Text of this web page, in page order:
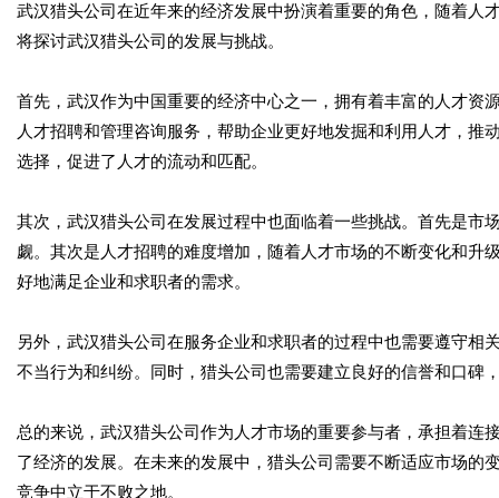
武汉猎头公司在近年来的经济发展中扮演着重要的角色，随着人
将探讨武汉猎头公司的发展与挑战。
首先，武汉作为中国重要的经济中心之一，拥有着丰富的人才资
人才招聘和管理咨询服务，帮助企业更好地发掘和利用人才，
选择，促进了人才的流动和匹配。
其次，武汉猎头公司在发展过程中也面临着一些挑战。首先是市
觑。其次是人才招聘的难度增加，随着人才市场的不断变化和
好地满足企业和求职者的需求。
另外，武汉猎头公司在服务企业和求职者的过程中也需要遵守
不当行为和纠纷。同时，猎头公司也需要建立良好的信誉和口碑
总的来说，武汉猎头公司作为人才市场的重要参与者，承担着
了经济的发展。在未来的发展中，猎头公司需要不断适应市场
竞争中立于不败之地。